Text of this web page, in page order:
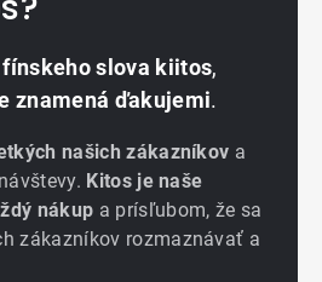
fínskeho slova kiitos,
znamená ďakujemi.
našich zákazníkov a
Kitos je naše
nákup a prísľubom, že sa
zákazníkov rozmaznávať a